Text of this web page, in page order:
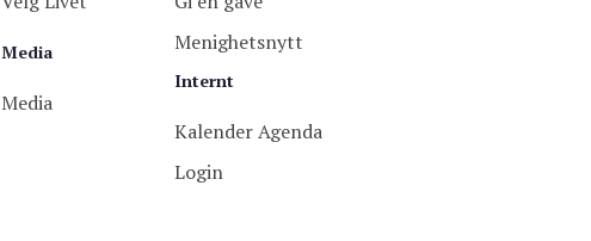
Media
Media
Menighetsnytt
Internt
Kalender Agenda
Login